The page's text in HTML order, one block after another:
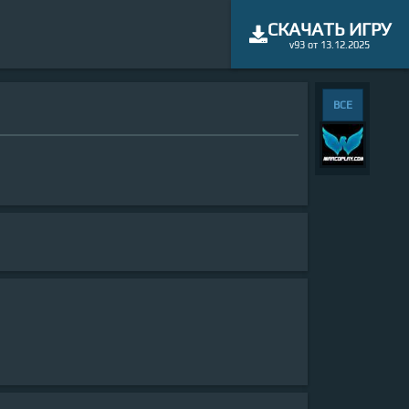
СКАЧАТЬ ИГРУ
v93 от 13.12.2025
ВСЕ